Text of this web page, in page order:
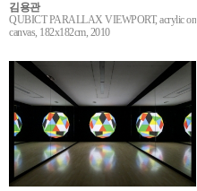
김용관
QUBICT PARALLAX VIEWPORT, acrylic on
canvas, 182x182cm, 2010